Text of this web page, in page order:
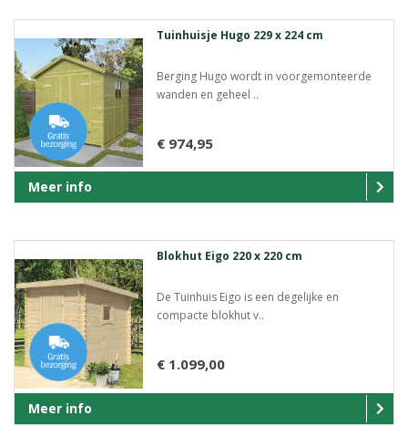
Tuinhuisje Hugo 229 x 224 cm
Berging Hugo wordt in voorgemonteerde
wanden en geheel ..
€ 974,95
Meer info
Blokhut Eigo 220 x 220 cm
De Tuinhuis Eigo is een degelijke en
compacte blokhut v..
€ 1.099,00
Meer info